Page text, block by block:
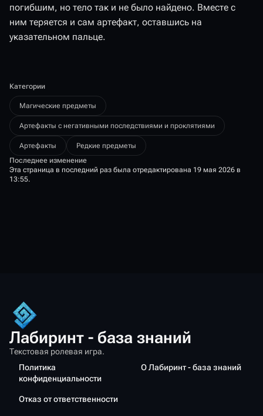
погибшим, но тело так и не было найдено. Вместе с
ним теряется и сам артефакт, оставшись на
указательном пальце.
Категории
Магические предметы
Артефакты с негативными последствиями и проклятиями
Артефакты
Редкие предметы
Последнее изменение
Эта страница в последний раз была отредактирована 19 мая 2026 в
13:55.
Лабиринт - база знаний
Текстовая ролевая игра.
Политика
конфиденциальности
О Лабиринт - база знаний
Отказ от ответственности